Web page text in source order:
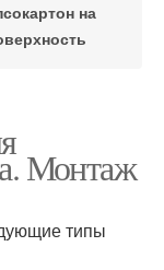
на
Монтаж
типы